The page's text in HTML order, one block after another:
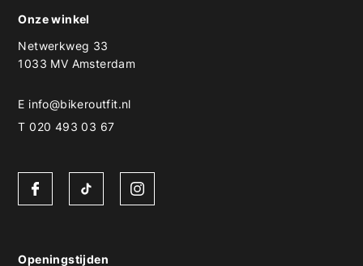
Onze winkel
Netwerkweg 33
1033 MV Amsterdam
E info@bikeroutfit.nl
T 020 493 03 67
Openingstijden